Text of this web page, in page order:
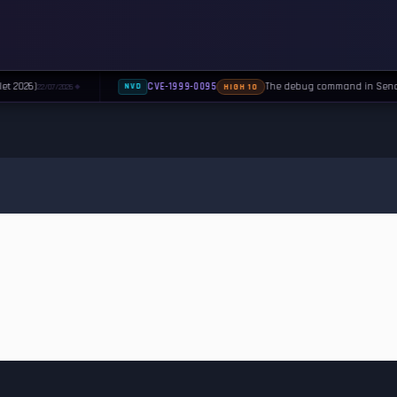
2026)22/07/2026 ◆ NVD CVE-1999-0095 HIGH 10 The debug command in